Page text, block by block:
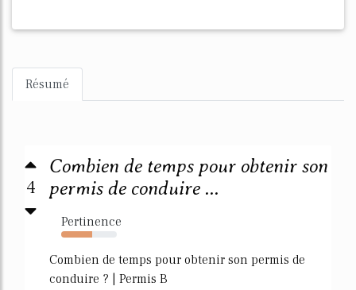
Résumé
4
Combien de temps pour obtenir son
permis de conduire ...
Pertinence
56%
Combien de temps pour obtenir son permis de
conduire ? | Permis B